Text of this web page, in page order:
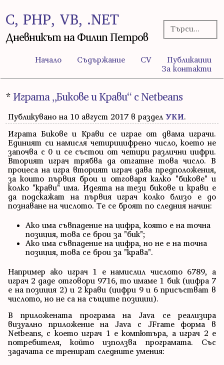
C, PHP, VB, .NET
Дневникът на Филип Петров
Начало Съдържание CV
Публикации
За контакти
* Играта „Бикове и Крави“ с Netbeans
Публикувано на 10 август 2017 в раздел УКИ.
Играта Бикове и Крави се играе от двама играчи.
Единият си намисля четирицифрено число, което не
започва с 0 и се състои от четири различни цифри.
Вторият играч трябва да отгатне това число. В
процеса на игра вторият играч дава предположения,
за които първия брои и отговаря калко "бикове" и
колко "крави" има. Идеята на тези бикове и крави е
да подскажат на първия играч колко близо е до
познаване на числото. Те се броят по следния начин:
Ако има съвпадение на цифра, която е на точна
позиция, това се брои за "бик";
Ако има съвпадение на цифра, но не е на точна
позиция, това се брои за "крава".
Например ако играч 1 е намислил числото 6789, а
играч 2 даде отговори 9716, то имаме 1 бик (цифра 7
е на позиция 2) и 2 крави (цифри 9 и 6 присъстват в
числото, но не са на същите позиции).
В приложената програма на Java се реализира
визуално приложение на Java с JFrame форма в
Netbeans, с което играч 1 е компютъра, а играч 2 е
потребителя, който използва програмата. Със
задачата се тренират следните умения: